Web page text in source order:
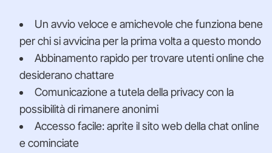
Un avvio veloce e amichevole che funziona bene
per chi si avvicina per la prima volta a questo mondo
Abbinamento rapido per trovare utenti online che
desiderano chattare
Comunicazione a tutela della privacy con la
possibilità di rimanere anonimi
Accesso facile: aprite il sito web della chat online
e cominciate